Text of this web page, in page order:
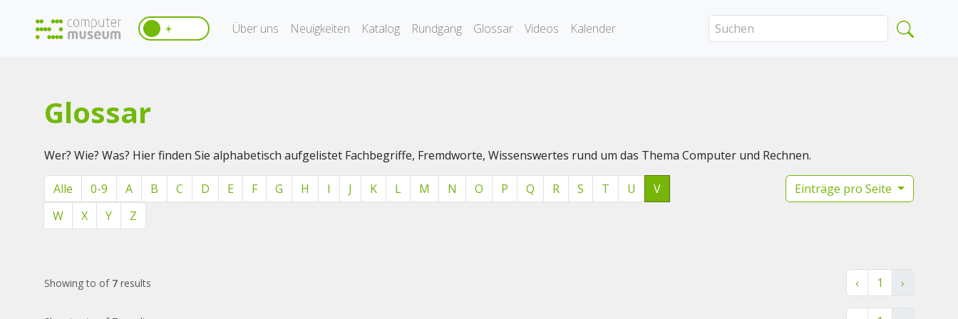
☀️ Über uns Neuigkeiten Katalog Rundgang Glossar Videos Kalender
Glossar
Wer? Wie? Was? Hier finden Sie alphabetisch aufgelistet Fachbegriffe, Fremdworte, Wissenswertes rund um das Thema Computer und Rechnen.
Alle 0-9 A B C D E F G H I J K L M N O P Q R S T U
V
W
X Y Z
Einträge pro Seite
Showingto of 7 results ‹ 1 ›